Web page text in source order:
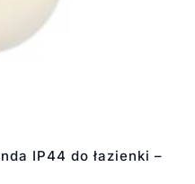
IP44 do łazienki –